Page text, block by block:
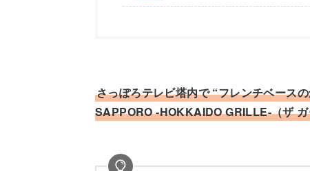
さっぽろテレビ塔内で “フレンチベース
SAPPORO -HOKKAIDO GRILLE-（ザ